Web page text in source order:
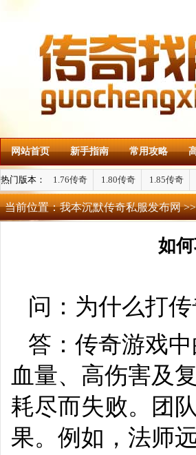
网站首页 新手指南 常用攻略
热门版本： 1.76传奇 1.80传奇 1.85传奇
当前位置：我本沉默传奇私服发布网
如
问：为什么打
答：传奇游戏
血量、高伤害及
耗尽而失败。团
果。例如，法师